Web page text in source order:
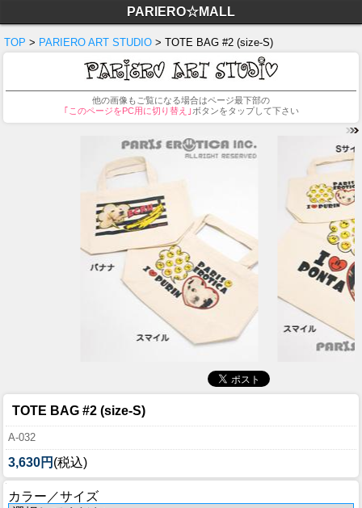
PARIERO☆MALL
TOP > PARIERO ART STUDIO > TOTE BAG #2 (size-S)
他の画像もご覧になる場合はページ最下部の
｢このページをPC用に切り替え｣ ボタンをタップして下さい
TOTE BAG #2 (size-S)
A-032
3,630円 (税込)
カラー／サイズ